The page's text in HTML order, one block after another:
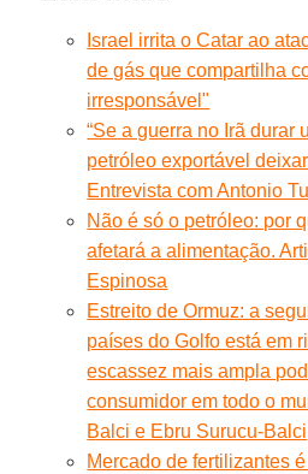
Israel irrita o Catar ao
de gás que compartilha
irresponsável"
“Se a guerra no Irã durar
petróleo exportável
Entrevista com Antonio
Não é só o petróleo: por
afetará a alimentação.
Espinosa
Estreito de Ormuz: a
países do Golfo está em
escassez mais ampla
consumidor em todo o
Balci e Ebru Surucu-Balci
Mercado de fertilizantes